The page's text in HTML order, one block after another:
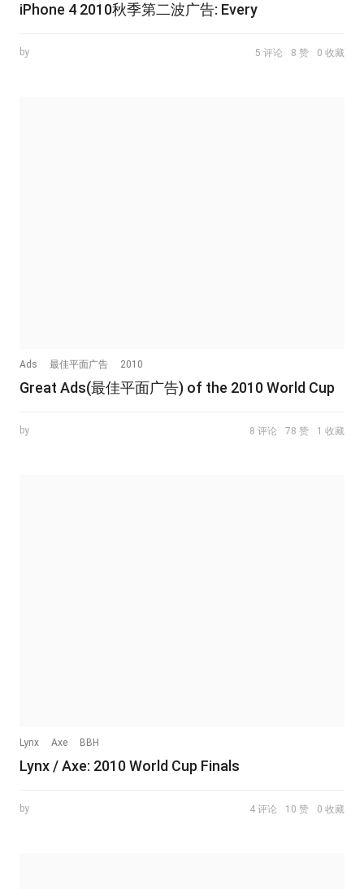
iPhone 4 2010秋季第二波广告: Every
by 5 评论 8 赞 0 收藏
Ads 最佳平面广告 2010
Great Ads(最佳平面广告) of the 2010 World Cup
by 8 评论 78 赞 1 收藏
Lynx Axe BBH
Lynx / Axe: 2010 World Cup Finals
by 4 评论 10 赞 0 收藏